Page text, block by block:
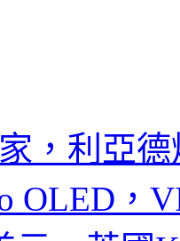
，利亞
OLED，